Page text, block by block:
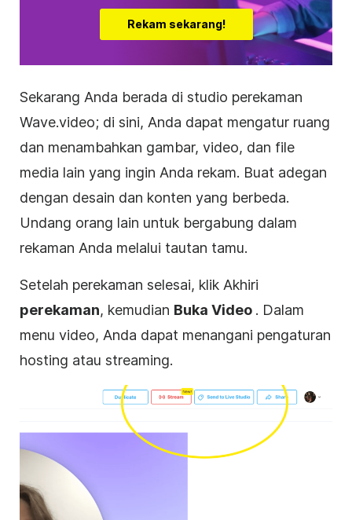
Rekam sekarang!
Sekarang Anda berada di studio perekaman
Wave.video; di sini, Anda dapat mengatur ruang
dan menambahkan gambar, video, dan file
media lain yang ingin Anda rekam. Buat adegan
dengan desain dan konten yang berbeda.
Undang orang lain untuk bergabung dalam
rekaman Anda melalui tautan tamu.
Setelah perekaman selesai, klik Akhiri
perekaman, kemudian Buka Video . Dalam
menu video, Anda dapat menangani pengaturan
hosting atau streaming.